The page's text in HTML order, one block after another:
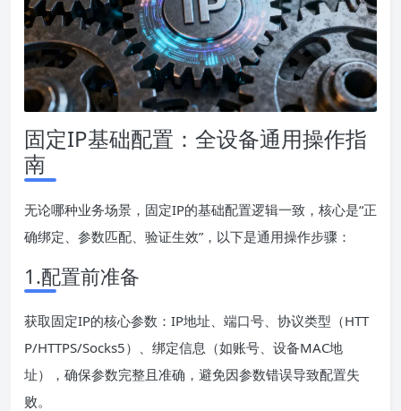
固定IP基础配置：全设备通用操作指
南
无论哪种业务场景，固定IP的基础配置逻辑一致，核心是“正
确绑定、参数匹配、验证生效”，以下是通用操作步骤：
1.配置前准备
获取固定IP的核心参数：IP地址、端口号、协议类型（HTT
P/HTTPS/Socks5）、绑定信息（如账号、设备MAC地
址），确保参数完整且准确，避免因参数错误导致配置失
败。